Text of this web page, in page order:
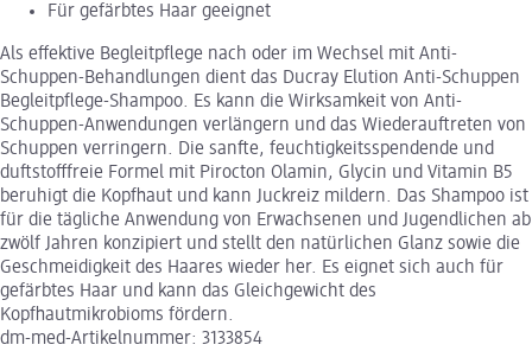
Für gefärbtes Haar geeignet
Als effektive Begleitpflege nach oder im Wechsel mit Anti-
Schuppen-Behandlungen dient das Ducray Elution Anti-Schuppen
Begleitpflege-Shampoo. Es kann die Wirksamkeit von Anti-
Schuppen-Anwendungen verlängern und das Wiederauftreten von
Schuppen verringern. Die sanfte, feuchtigkeitsspendende und
duftstofffreie Formel mit Pirocton Olamin, Glycin und Vitamin B5
beruhigt die Kopfhaut und kann Juckreiz mildern. Das Shampoo ist
für die tägliche Anwendung von Erwachsenen und Jugendlichen ab
zwölf Jahren konzipiert und stellt den natürlichen Glanz sowie die
Geschmeidigkeit des Haares wieder her. Es eignet sich auch für
gefärbtes Haar und kann das Gleichgewicht des
Kopfhautmikrobioms fördern.
dm-med-Artikelnummer: 3133854